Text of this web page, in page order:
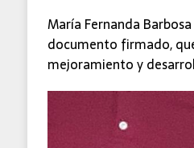
María Fernanda
documento firmado,
mejoramiento y